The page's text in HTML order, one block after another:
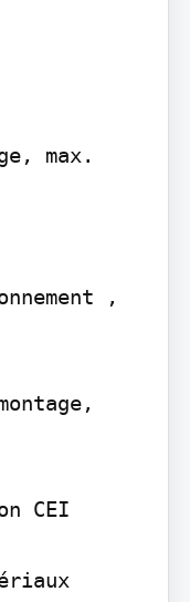
max.
,
CEI